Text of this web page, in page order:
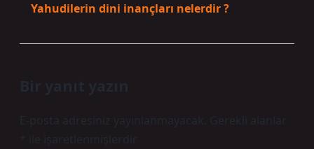
Yahudilerin dini inançları nelerdir ?
Bir yanıt yazın
E-posta adresiniz yayınlanmayacak.
Gerekli alanlar
ile işaretlenmişlerdir